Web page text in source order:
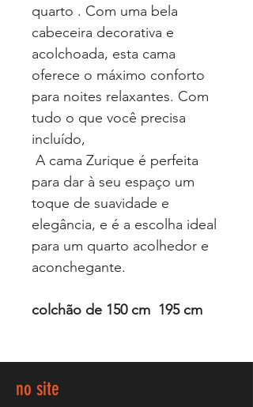
quarto . Com uma bela
cabeceira decorativa e
acolchoada, esta cama
oferece o máximo conforto
para noites relaxantes. Com
tudo o que você precisa
incluído,
A cama Zurique é perfeita
para dar à seu espaço um
toque de suavidade e
elegância, e é a escolha ideal
para um quarto acolhedor e
aconchegante.
colchão de 150 cm 195 cm
no site